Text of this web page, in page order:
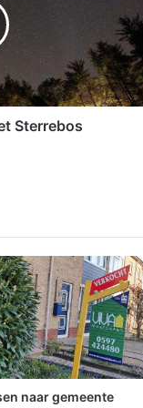
Sterrebos
naar gemeente